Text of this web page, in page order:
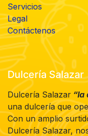
Servicios
Legal
Contáctenos
Dulcería Salazar
Dulcería Salazar “la
una dulcería que
Con un amplio
Dulcería Salazar,